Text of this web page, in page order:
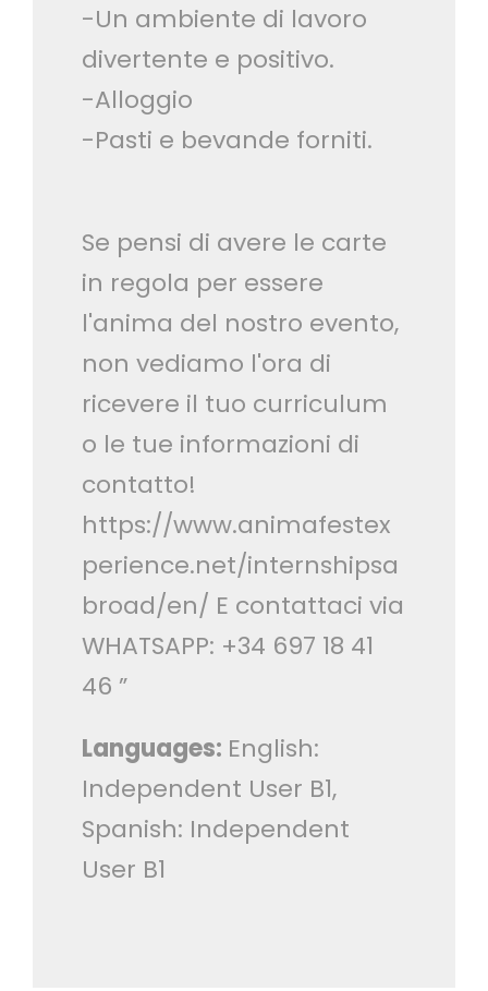
-Un ambiente di lavoro
divertente e positivo.
-Alloggio
-Pasti e bevande forniti.
Se pensi di avere le carte
in regola per essere
l'anima del nostro evento,
non vediamo l'ora di
ricevere il tuo curriculum
o le tue informazioni di
contatto!
https://www.animafestex
perience.net/internshipsa
broad/en/ E contattaci via
WHATSAPP: +34 697 18 41
46 ”
Languages: English:
Independent User B1,
Spanish: Independent
User B1